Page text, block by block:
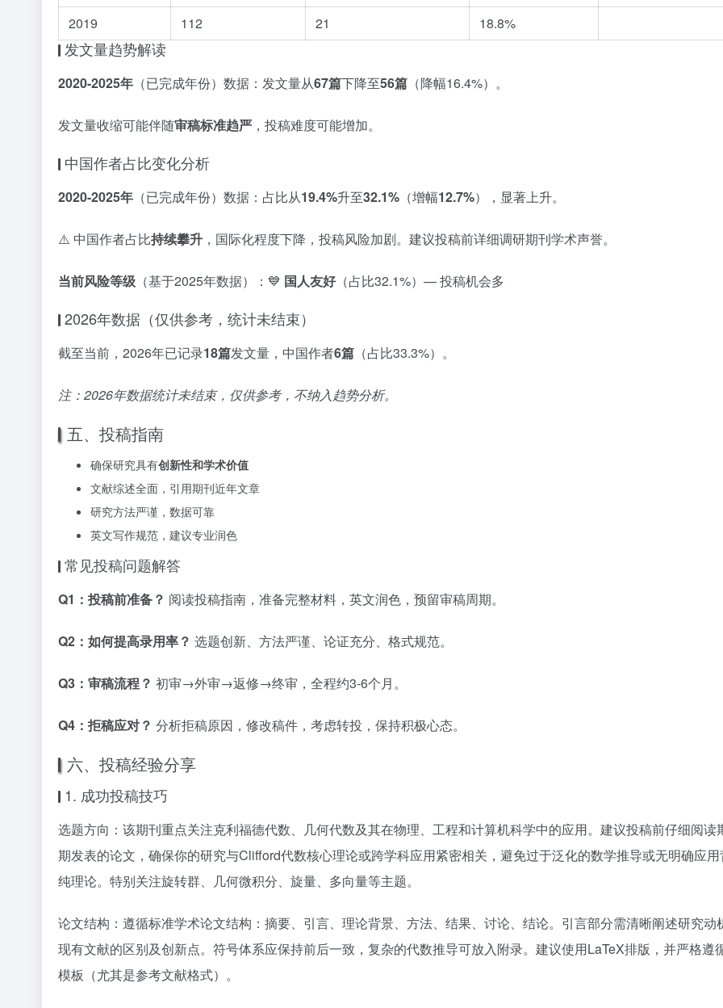
2019
112 21 18.8%
发文量趋势解读
2020-2025年 （已完成年份）数据：发文量从67篇下降至56篇 （降幅16.4%）。
发文量收缩可能伴随审稿标准趋严 ，投稿难度可能增加。
中国作者占比变化分析
2020-2025年 （已完成年份）数据：占比从19.4%升至32.1% （增幅12.7%），显著上升。
⚠️ 中国作者占比持续攀升 ，国际化程度下降，投稿风险加剧。建议投稿前详细调研期刊学术声誉。
当前风险等级 （基于2025年数据）：💙 国人友好（占比32.1%）— 投稿机会多
2026年数据（仅供参考，统计未结束）
截至当前，2026年已记录18篇发文量，中国作者6篇 （占比33.3%）。
注：2026年数据统计未结束，仅供参考，不纳入趋势分析。
五、投稿指南
确保研究具有创新性和学术价值
文献综述全面，引用期刊近年文章
研究方法严谨，数据可靠
英文写作规范，建议专业润色
常见投稿问题解答
Q1：投稿前准备？ 阅读投稿指南，准备完整材料，英文润色，预留审稿周期。
Q2：如何提高录用率？ 选题创新、方法严谨、论证充分、格式规范。
Q3：审稿流程？ 初审→外审→返修→终审，全程约3-6个月。
Q4：拒稿应对？ 分析拒稿原因，修改稿件，考虑转投，保持积极心态。
六、投稿经验分享
1. 成功投稿技巧
选题方向：该期刊重点关注克利福德代数、几何代数及其在物理、工程和计算机科学中的应用。建议投稿前仔细阅读
期发表的论文，确保你的研究与Clifford代数核心理论或跨学科应用紧密相关，避免过于泛化的数学推导或无明确应用
纯理论。特别关注旋转群、几何微积分、旋量、多向量等主题。
论文结构：遵循标准学术论文结构：摘要、引言、理论背景、方法、结果、讨论、结论。引言部分需清晰阐述研究动
现有文献的区别及创新点。符号体系应保持前后一致，复杂的代数推导可放入附录。建议使用LaTeX排版，并严格遵
模板（尤其是参考文献格式）。